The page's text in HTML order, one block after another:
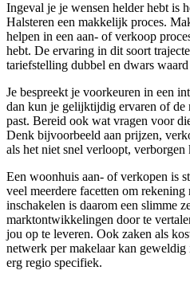
Ingeval je je wensen helder hebt is
Halsteren een makkelijk proces.
helpen in een aan- of verkoop
hebt. De ervaring in dit soort
tariefstelling dubbel en dwars
Je bespreekt je voorkeuren in een
dan kun je gelijktijdig ervaren of
past. Bereid ook wat vragen voor
Denk bijvoorbeeld aan prijzen,
als het niet snel verloopt, verborgen
Een woonhuis aan- of verkopen is
veel meerdere facetten om
inschakelen is daarom een slimme
marktontwikkelingen door te
jou op te leveren. Ook zaken als
netwerk per makelaar kan
erg regio specifiek.